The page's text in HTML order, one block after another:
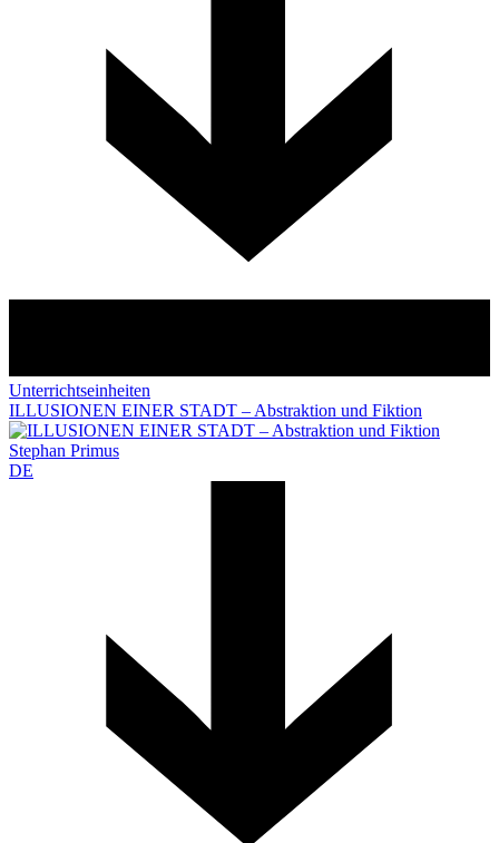
Unterrichtseinheiten
ILLUSIONEN EINER STADT – Abstraktion und Fiktion
Stephan Primus
DE